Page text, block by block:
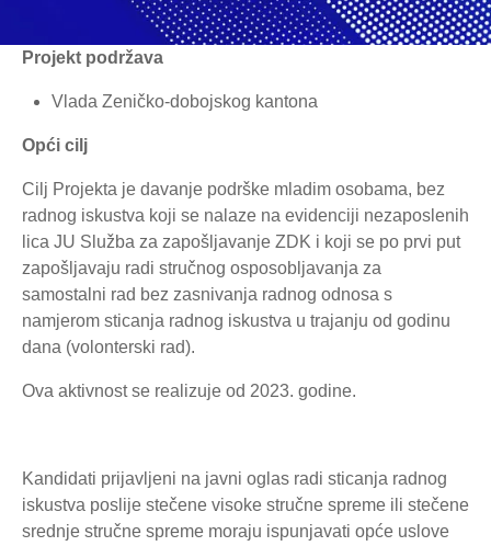
Projekt podržava
Vlada Zeničko-dobojskog kantona
Opći cilj
Cilj Projekta je davanje podrške mladim osobama, bez
radnog iskustva koji se nalaze na evidenciji nezaposlenih
lica JU Služba za zapošljavanje ZDK i koji se po prvi put
zapošljavaju radi stručnog osposobljavanja za
samostalni rad bez zasnivanja radnog odnosa s
namjerom sticanja radnog iskustva u trajanju od godinu
dana (volonterski rad).
Ova aktivnost se realizuje od 2023. godine.
Kandidati prijavljeni na javni oglas radi sticanja radnog
iskustva poslije stečene visoke stručne spreme ili stečene
srednje stručne spreme moraju ispunjavati opće uslove